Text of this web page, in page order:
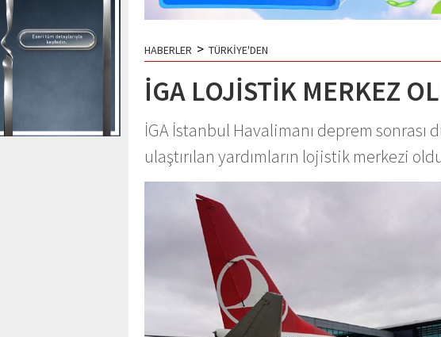
HABERLER > TÜRKİYE'DEN
İGA LOJİSTİK MERKEZ
İGA İstanbul Havalimanı deprem sonrası
ulaştırılan yardımların lojistik merkezi